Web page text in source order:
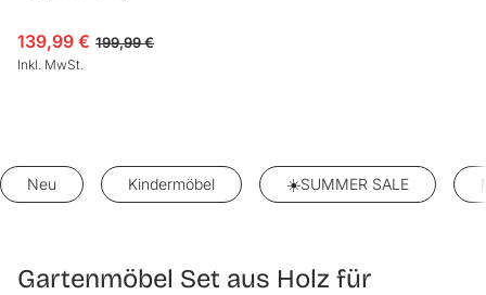
Verkaufspreis
139,99 €
Normaler Preis
199,99 €
Inkl. MwSt.
Neu Kindermöbel ☀️SUMMER SALE
Gartenmöbel Set aus Holz für